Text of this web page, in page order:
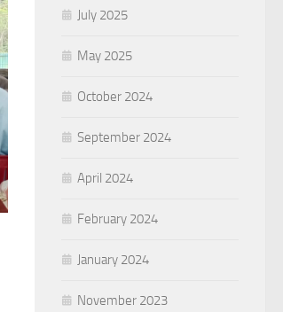
July 2025
May 2025
October 2024
September 2024
April 2024
February 2024
January 2024
November 2023